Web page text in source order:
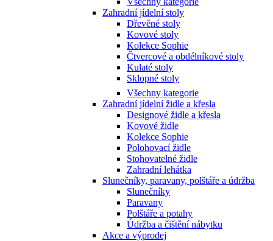
Zahradní jídelní stoly
Dřevěné stoly
Kovové stoly
Kolekce Sophie
Čtvercové a obdélníkové stoly
Kulaté stoly
Sklopné stoly
Všechny kategorie
Zahradní jídelní židle a křesla
Designové židle a křesla
Kovové židle
Kolekce Sophie
Polohovací židle
Stohovatelné židle
Zahradní lehátka
Slunečníky, paravany, polštáře a údržba
Slunečníky
Paravany
Polštáře a potahy
Údržba a čištění nábytku
Akce a výprodej